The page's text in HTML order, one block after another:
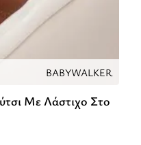
BABYWALKER
Με Λάστιχο Στο